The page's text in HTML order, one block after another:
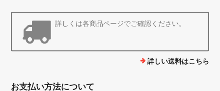
詳しくは各商品ページでご確認ください。
詳しい送料はこちら
お支払い方法について